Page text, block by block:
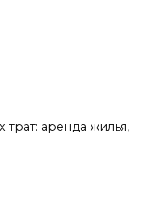
трат: аренда жилья,